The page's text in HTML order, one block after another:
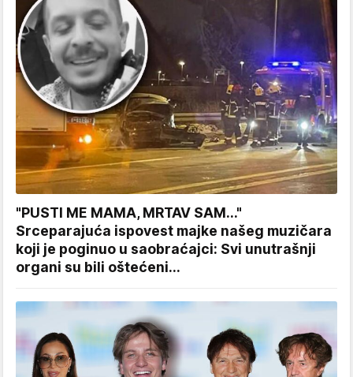
"PUSTI ME MAMA, MRTAV SAM..."
Srceparajuća ispovest majke našeg muzičara
koji je poginuo u saobraćajci: Svi unutrašnji
organi su bili oštećeni...